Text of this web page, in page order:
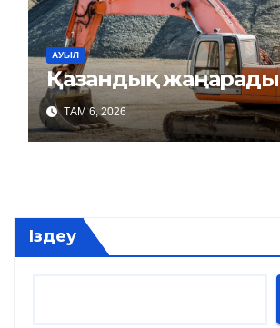
АУЫЛ
Қазандық жаңарады
ТАМ 6, 2026
Іздеу